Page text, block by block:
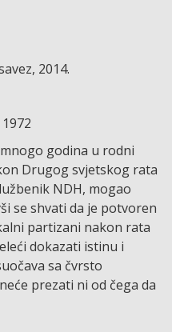
2014.
godina u rodni
Drugog svjetskog rata
NDH, mogao
se shvati da je potvoren
partizani nakon rata
dokazati istinu i
sa čvrsto
prezati ni od čega da